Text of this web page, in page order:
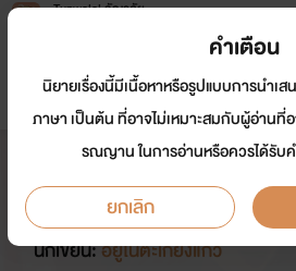
Tunwalai ธัญวลัย
หน้าแรก นิยาย อีบุ๊ก การ์ตูน
LUCIANO | ปรนเปรอ
รัก(ลับ)คุณชายสารเลว
นักเขียน:อยู่ในตะเกียงแก้ว
คำเตือน
นิยายเรื่องนี้มีเนื้อหาหรือรูปแบบการนำเ
ภาษา เป็นต้น ที่อาจไม่เหมาะสมกับผู้อ่านที่
รณญาน ในการอ่านหรือควรได้รับ
ยกเลิก